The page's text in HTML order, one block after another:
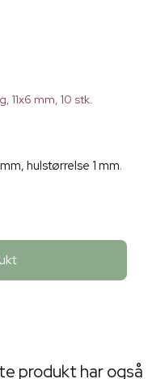
11x6 mm, 10 stk.
hulstørrelse 1 mm.
produkt har også